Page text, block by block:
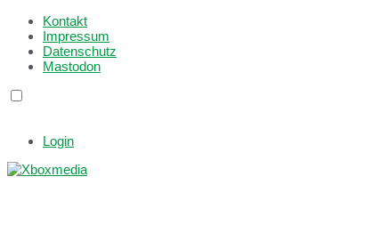
Kontakt
Impressum
Datenschutz
Mastodon
Login